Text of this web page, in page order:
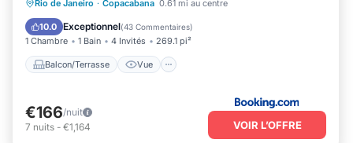
Rio de Janeiro · Copacabana 0.61 mi au centre
10.0 Exceptionnel(43 Commentaires)
1 Chambre 1 Bain 4 Invités 269.1 pi²
Balcon/Terrasse Vue
Balcon/Terrasse Vue
Climatisation
Internet
€166/nuit
7 nuits - €1,164 VOIR L’OFFRE